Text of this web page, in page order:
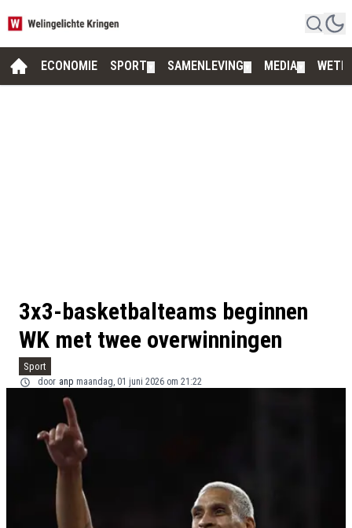
ECONOMIE SPORT SAMENLEVING MEDIA
3x3-basketbalteams beginnen
WK met twee overwinningen
Sport
door anp maandag, 01 juni 2026 om 21:22